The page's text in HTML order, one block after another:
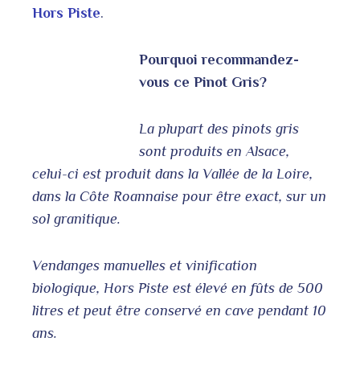
Hors Piste.
Pourquoi recommandez-
vous ce Pinot Gris?
La plupart des pinots gris
sont produits en Alsace,
celui-ci est produit dans la Vallée de la Loire,
dans la Côte Roannaise pour être exact, sur un
sol granitique.
Vendanges manuelles et vinification
biologique, Hors Piste est élevé en fûts de 500
litres et peut être conservé en cave pendant 10
ans.